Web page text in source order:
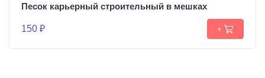
Песок карьерный строительный в мешках
150 ₽ +